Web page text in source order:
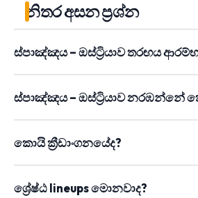
නිතර අසන ප්‍රශ්න
ස්පාඤ්ඤය – ඔස්ට්‍රියාව තරඟය
ස්පාඤ්ඤය – ඔස්ට්‍රියාව නරඹන්නේ
කොයි ක්‍රීඩාංගනයේද?
ශ්‍රේෂ්ඨ lineups මොනවාද?